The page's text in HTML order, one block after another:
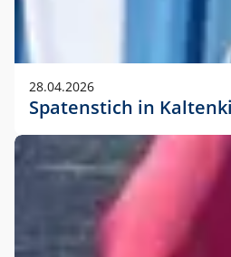
28.04.2026
Spatenstich in